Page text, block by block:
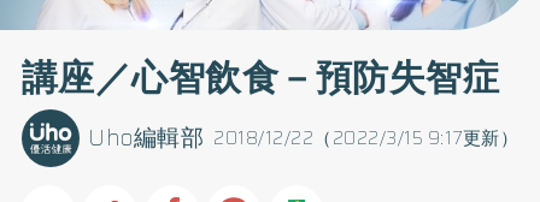
講座／心智飲食－預防失智症
2018/12/22（2022/3/15 9:17更新）
Uho編輯部